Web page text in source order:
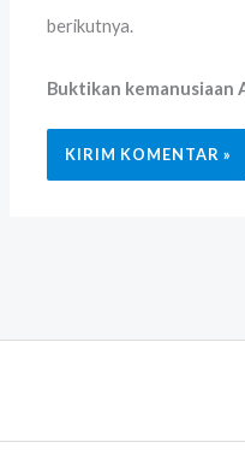
berikutnya.
Buktikan kemanusiaan